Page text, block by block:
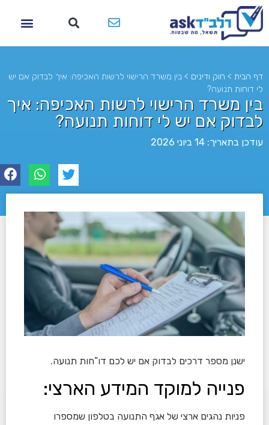
דף הבית > חוק ודינים > בין משרד הרישוי לרשות האכיפה: איך לבדוק אם יש
לי דוחות תנועה?
בין משרד הרישוי לרשות האכיפה: איך
לבדוק אם יש לי דוחות תנועה?
עודכן בתאריך: 14 ביוני 2026
ישנן מספר דרכים לבדוק אם יש לכם דו”חות תנועה.
פנייה למוקד המידע הארצי:
פניות נהגים ארצי של אגף התנועה בטלפון שמספרו